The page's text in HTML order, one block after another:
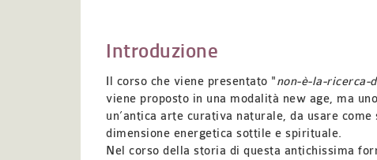
Introduzione
Il corso che viene presentato "non-è-la-ricerca-
viene proposto in una modalità new age, ma
un’antica arte curativa naturale, da usare
dimensione energetica sottile e spirituale.
Nel corso della storia di questa antichissima